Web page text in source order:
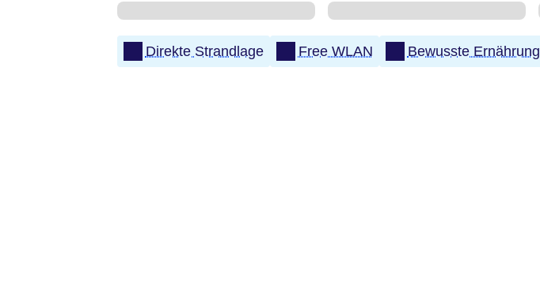
Direkte Strandlage Free WLAN Bewusste Ernährung